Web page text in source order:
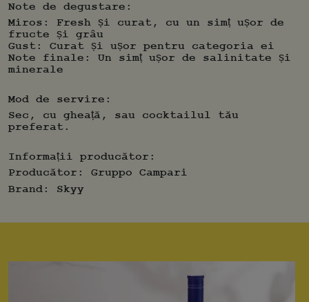
Note de degustare:
Miros: Fresh și curat, cu un simț ușor de
fructe și grâu
Gust: Curat și ușor pentru categoria ei
Note finale: Un simț ușor de salinitate și
minerale
Mod de servire:
Sec, cu gheață, sau cocktailul tău
preferat.
Informații producător:
Producător:
Gruppo Campari
Brand:
Skyy